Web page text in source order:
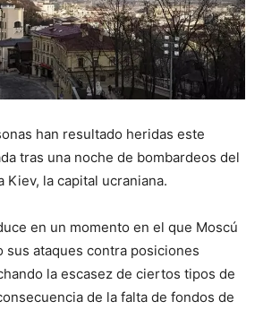
han resultado heridas este
tras una noche de bombardeos del
Kiev, la capital ucraniana.
en un momento en el que Moscú
sus ataques contra posiciones
la escasez de ciertos tipos de
de la falta de fondos de